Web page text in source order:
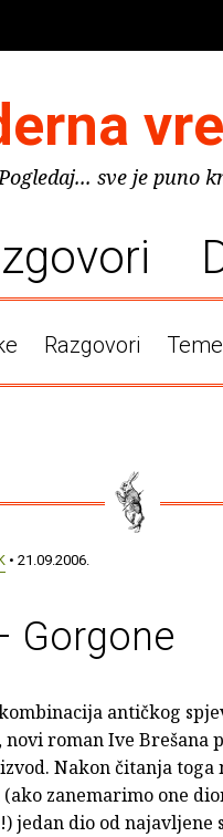
Pogledaj... sve je puno
Razgovori Teme
• 21.09.2006.
Gorgone
antičkog
roman Ive Brešana
Nakon čitanja
zanemarimo one
jedan dio od